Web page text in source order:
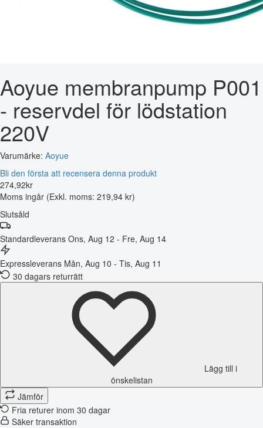
Aoyue membranpump P001
- reservdel för lödstation
220V
Varumärke: Aoyue
Bli den första att recensera denna produkt
274,92kr
Moms ingår (Exkl. moms: 219,94 kr)
Slutsåld
Standardleverans Ons, Aug 12 - Fre, Aug 14
Expressleverans Mån, Aug 10 - Tis, Aug 11
30 dagars returrätt
Lägg till i
önskelistan
Jämför
Fria returer inom 30 dagar
Säker transaktion